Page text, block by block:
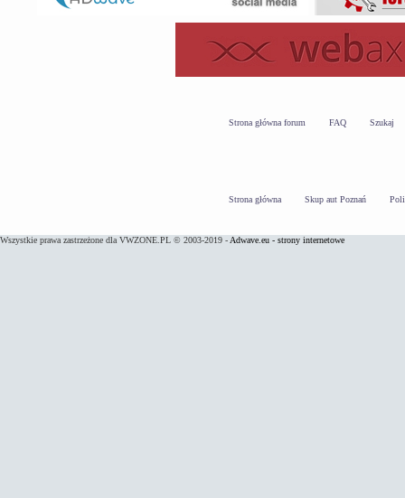
Strona główna forum FAQ Szukaj
Strona główna Skup aut Poznań
Wszystkie prawa zastrzeżone dla VWZONE.PL © 2003-2019 - Adwave.eu - strony internetowe